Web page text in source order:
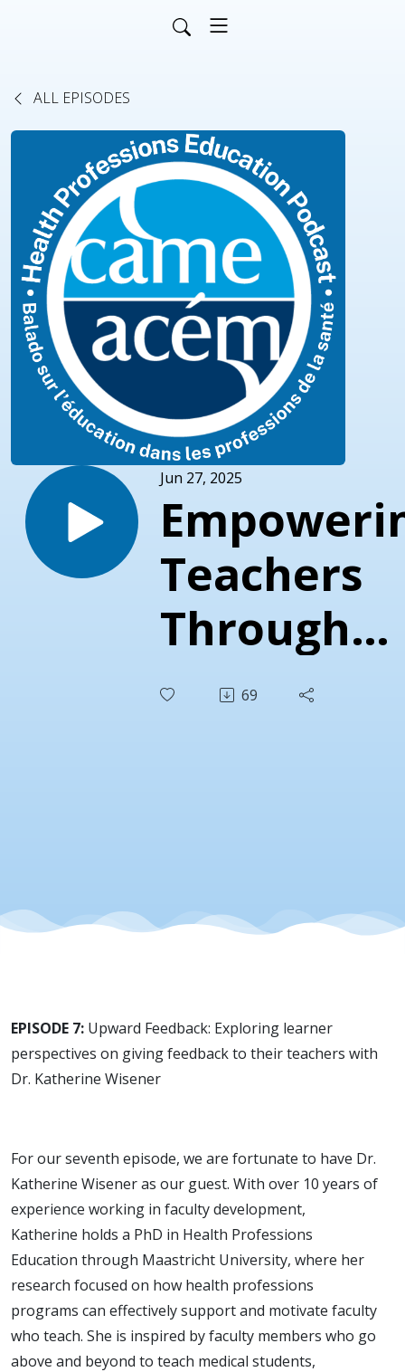
ALL EPISODES
Jun 27, 2025
Teachers
Through
Upward
Katherine
Wisener
69
EPISODE 7: Upward Feedback: Exploring learner
perspectives on giving feedback to their teachers with
Dr. Katherine Wisener
For our seventh episode, we are fortunate to have Dr.
Katherine Wisener as our guest. With over 10 years of
experience working in faculty development,
Katherine holds a PhD in Health Professions
Education through Maastricht University, where her
research focused on how health professions
programs can effectively support and motivate faculty
who teach. She is inspired by faculty members who go
above and beyond to teach medical students,